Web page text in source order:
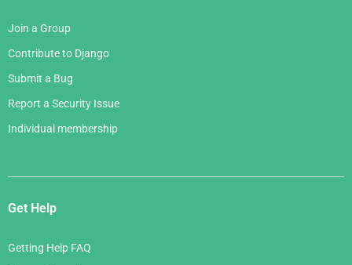
Join a Group
Contribute to Django
Submit a Bug
Report a Security Issue
Individual membership
Get Help
Getting Help FAQ